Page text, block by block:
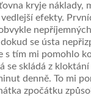
kryje náklady,
efekty.
se ústa
s tím mi pomohlo
se skládá z
denně. To mi
zpočátku